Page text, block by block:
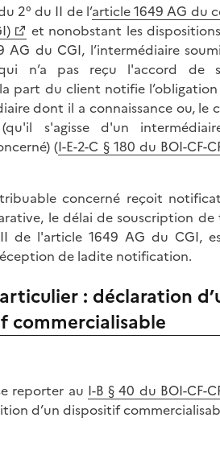
2° du II de l’article 1649 AG du
et nonobstant les
AG du CGI, l’intermédiaire
n’a pas reçu l'accord de
part du client notifie
dont il a connaissance ou, le
s'agisse d'un
(I-E-2-C § 180 du BOI-CF-
concerné reçoit
le délai de souscription de
de l'article 1649 AG du CGI,
de ladite notification.
: déclaration
commercialisable
reporter au I-B § 40 du BOI-CF-
d’un dispositif